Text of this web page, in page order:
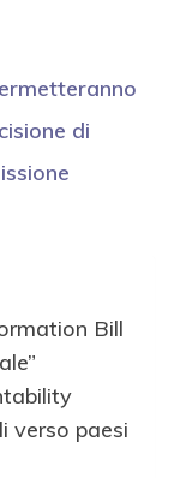
di
Bill
verso paesi